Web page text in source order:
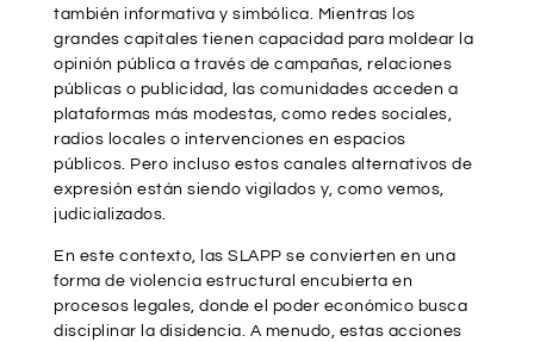
también informativa y simbólica. Mientras los
grandes capitales tienen capacidad para moldear la
opinión pública a través de campañas, relaciones
públicas o publicidad, las comunidades acceden a
plataformas más modestas, como redes sociales,
radios locales o intervenciones en espacios
públicos. Pero incluso estos canales alternativos de
expresión están siendo vigilados y, como vemos,
judicializados.
En este contexto, las SLAPP se convierten en una
forma de violencia estructural encubierta en
procesos legales, donde el poder económico busca
disciplinar la disidencia. A menudo, estas acciones